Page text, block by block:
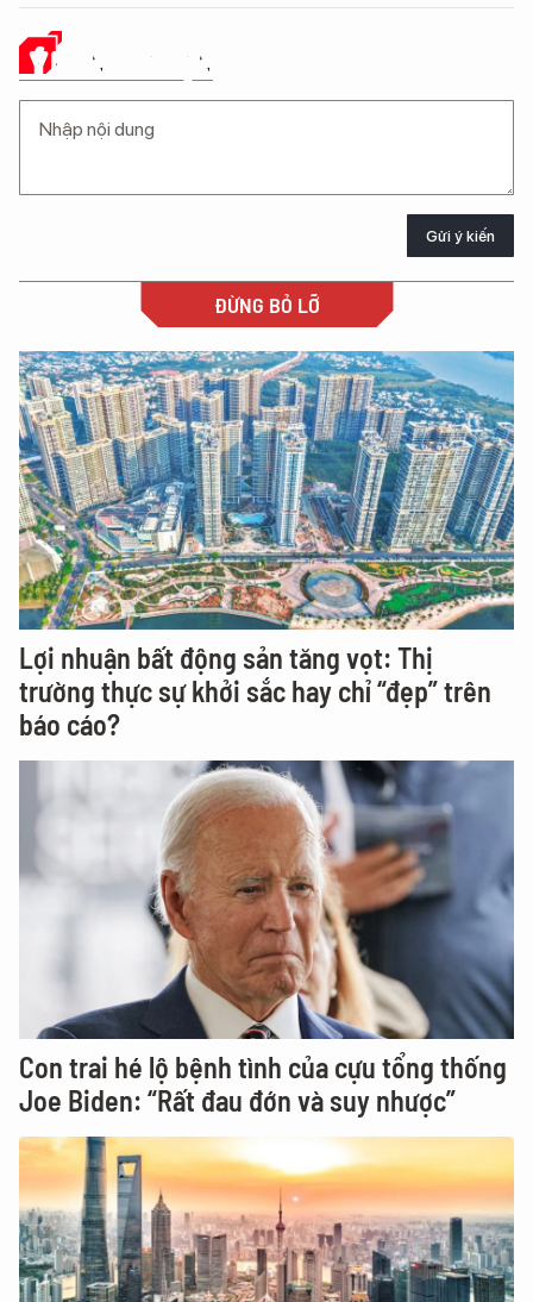
Ý KIẾN CỦA BẠN
Gửi ý kiến
ĐỪNG BỎ LỠ
Lợi nhuận bất động sản tăng vọt: Thị
trường thực sự khởi sắc hay chỉ “đẹp” trên
báo cáo?
Con trai hé lộ bệnh tình của cựu tổng thống
Joe Biden: “Rất đau đớn và suy nhược”